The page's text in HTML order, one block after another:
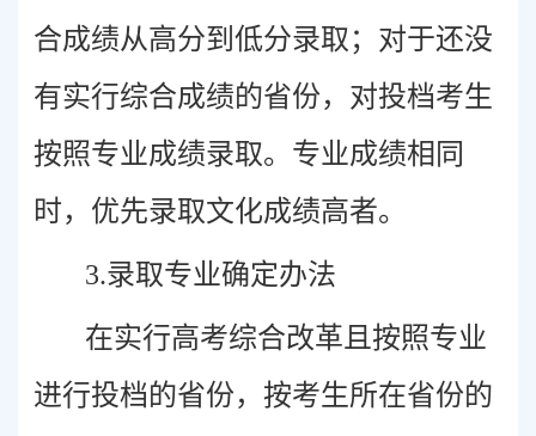
合成绩从高分到低分录取；对于还没
有实行综合成绩的省份，对投档考生
按照专业成绩录取。专业成绩相同
时，优先录取文化成绩高者。
3.录取专业确定办法
在实行高考综合改革且按照专业
进行投档的省份，按考生所在省份的